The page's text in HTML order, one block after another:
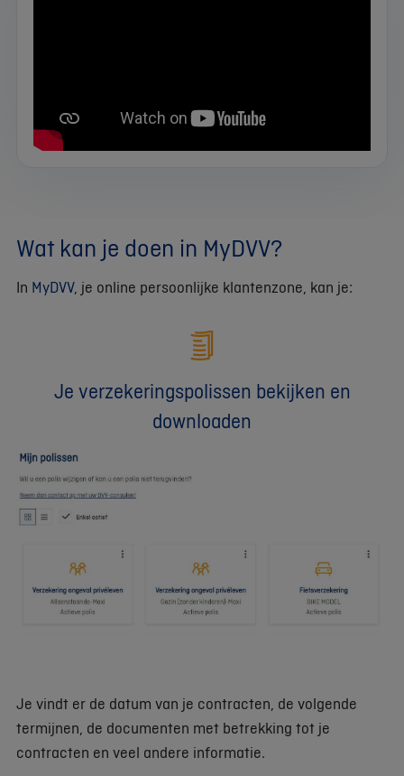
Wat kan je doen in MyDVV?
In MyDVV, je online persoonlijke klantenzone, kan je:
Je verzekeringspolissen bekijken en
downloaden
Je vindt er de datum van je contracten, de volgende
termijnen, de documenten met betrekking tot je
contracten en veel andere informatie.